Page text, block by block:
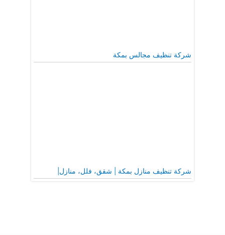
شركة تنظيف مجالس بمكة
شركة تنظيف منازل بمكة | شقق، فلل، منازل|